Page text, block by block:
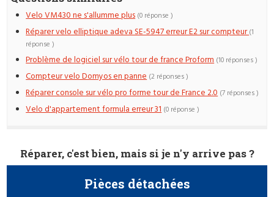
Velo VM430 ne s'allumme plus (0 réponse )
Réparer velo elliptique adeva SE-5947 erreur E2 sur compteur(1
réponse )
Problème de logiciel sur vélo tour de france Proform (10 réponses )
Compteur velo Domyos en panne (2 réponses )
Réparer console sur vélo pro forme tour de France 2.0 (7 réponses )
Velo d'appartement formula erreur 31 (0 réponse )
Réparer, c'est bien, mais si je n'y arrive pas ?
Pièces détachées